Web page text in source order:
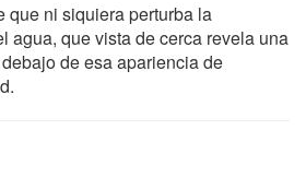
que ni siquiera perturba la
agua, que vista de cerca revela una
de esa apariencia de